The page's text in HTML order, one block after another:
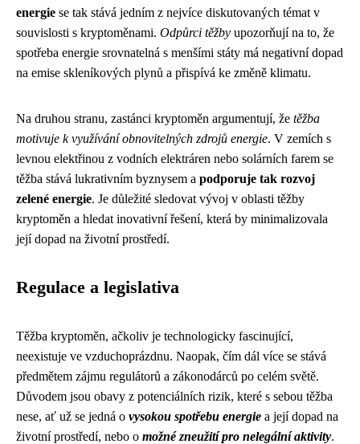
energie se tak stává jedním z nejvíce diskutovaných témat v
souvislosti s kryptoměnami. Odpůrci těžby upozorňují na to, že
spotřeba energie srovnatelná s menšími státy má negativní dopad
na emise skleníkových plynů a přispívá ke změně klimatu.
Na druhou stranu, zastánci kryptoměn argumentují, že těžba
motivuje k využívání obnovitelných zdrojů energie. V zemích s
levnou elektřinou z vodních elektráren nebo solárních farem se
těžba stává lukrativním byznysem a podporuje tak rozvoj
zelené energie. Je důležité sledovat vývoj v oblasti těžby
kryptoměn a hledat inovativní řešení, která by minimalizovala
její dopad na životní prostředí.
Regulace a legislativa
Těžba kryptoměn, ačkoliv je technologicky fascinující,
neexistuje ve vzduchoprázdnu. Naopak, čím dál více se stává
předmětem zájmu regulátorů a zákonodárců po celém světě.
Důvodem jsou obavy z potenciálních rizik, které s sebou těžba
nese, ať už se jedná o vysokou spotřebu energie a její dopad na
životní prostředí, nebo o možné zneužití pro nelegální aktivity.